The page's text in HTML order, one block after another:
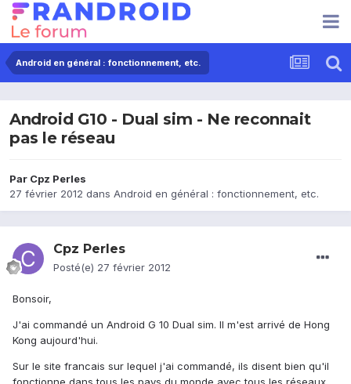
Android en général : fonctionnement, etc.
Android G10 - Dual sim - Ne reconnait
pas le réseau
Par Cpz Perles
27 février 2012 dans Android en général : fonctionnement, etc.
Cpz Perles
Posté(e) 27 février 2012
Bonsoir,
J'ai commandé un Android G 10 Dual sim. Il m'est arrivé de Hong
Kong aujourd'hui.
Sur le site francais sur lequel j'ai commandé, ils disent bien qu'il